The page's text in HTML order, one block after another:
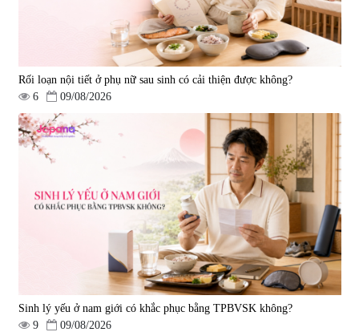
Viên uống hỗ trợ tim mạch AFC
Rich Coenzyme Q10 - 120 viên
2.890.000 đ
Viên uống tăng cường miễn dịch
Ribeto Shoji Fukujyusen 180
viên
|32.160
9.850.000 đ
Rối loạn nội tiết ở phụ nữ sau sinh có cải thiện được không?
6
09/08/2026
Sinh lý yếu ở nam giới có khắc phục bằng TPBVSK không?
9
09/08/2026